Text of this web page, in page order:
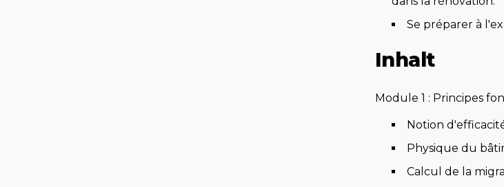
Se préparer à
Inhalt
Module 1 : Principes
Notion
Physique du
Calcul de la